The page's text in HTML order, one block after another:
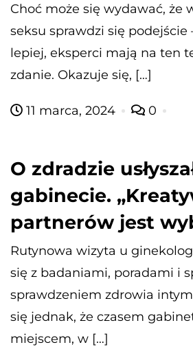
Choć może się wydawać, że
seksu sprawdzi się podejście
lepiej, eksperci mają na ten
zdanie. Okazuje się, […]
11 marca, 2024 0
O zdradzie
gabinecie.
partnerów jest
Rutynowa wizyta u
się z badaniami, poradami i
sprawdzeniem zdrowia
się jednak, że czasem
miejscem, w […]